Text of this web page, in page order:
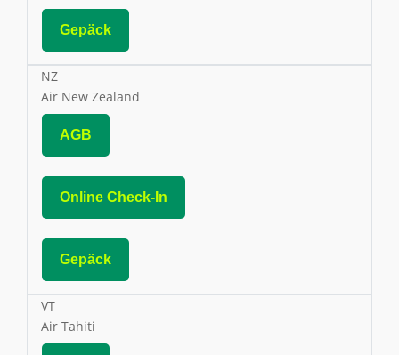
Gepäck
NZ
Air New Zealand
AGB
Online Check-In
Gepäck
VT
Air Tahiti